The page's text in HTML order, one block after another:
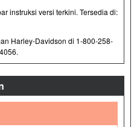
instruksi versi terkini. Tersedia di:
Harley-Davidson di 1-800-258-